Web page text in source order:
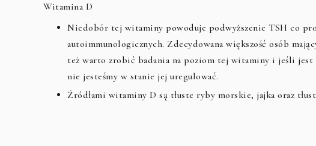
Witamina D
Niedobór tej witaminy powoduje podwyższenie TSH co
autoimmunologicznych. Zdecydowana większość osób
też warto zrobić badania na poziom tej witaminy i jeśli jest
nie jesteśmy w stanie jej uregulować.
Źródłami witaminy D są tłuste ryby morskie, jajka oraz